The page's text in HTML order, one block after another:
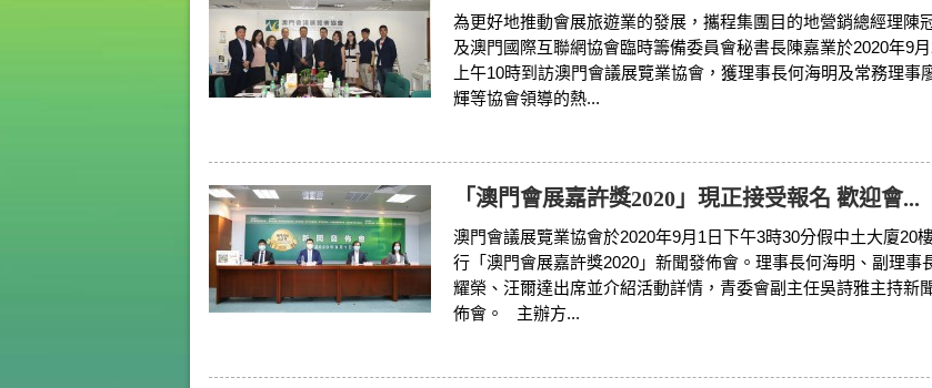
為更好地推動會展旅遊業的發展，攜程集團目的地營銷總經理陳
及澳門國際互聯網協會臨時籌備委員會秘書長陳嘉業於2020年9月
上午10時到訪澳門會議展覽業協會，獲理事長何海明及常務理事
輝等協會領導的熱...
「澳門會展嘉許獎2020」現正接受報名 歡迎會...
澳門會議展覽業協會於2020年9月1日下午3時30分假中土大廈20
行「澳門會展嘉許獎2020」新聞發佈會。理事長何海明、副理事
耀榮、汪爾達出席並介紹活動詳情，青委會副主任吳詩雅主持新
佈會。 主辦方...